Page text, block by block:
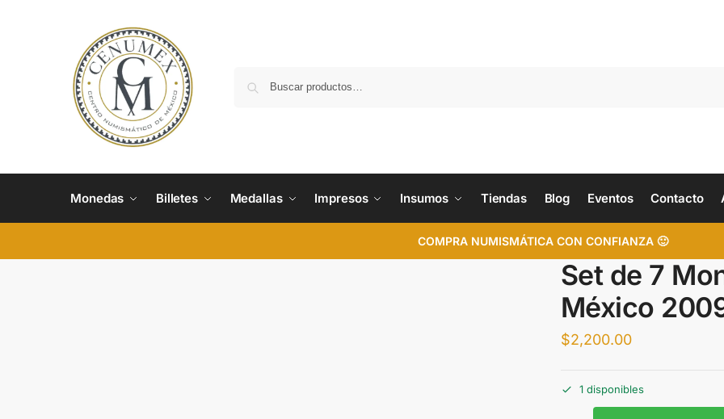
Monedas Billetes Medallas Impresos Insumos Tiendas Blog Eventos Contacto
COMPRA NUMISMÁTICA CON CONFIANZA 🙂
Set de 7
México
$2,200.00
1 disponibles